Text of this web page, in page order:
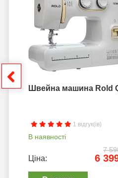
Швейна машина Rold
1 відгук(ів)
В наявності
7
Ціна: 6